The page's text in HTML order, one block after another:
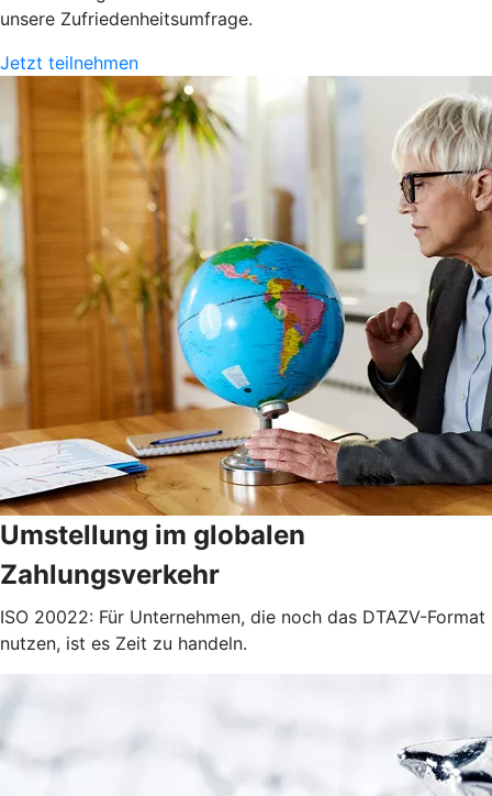
unsere Zufriedenheits­umfrage.
Jetzt teilnehmen
Umstellung im globalen
Zahlungsverkehr
ISO 20022: Für Unternehmen, die noch das DTAZV-Format
nutzen, ist es Zeit zu handeln.